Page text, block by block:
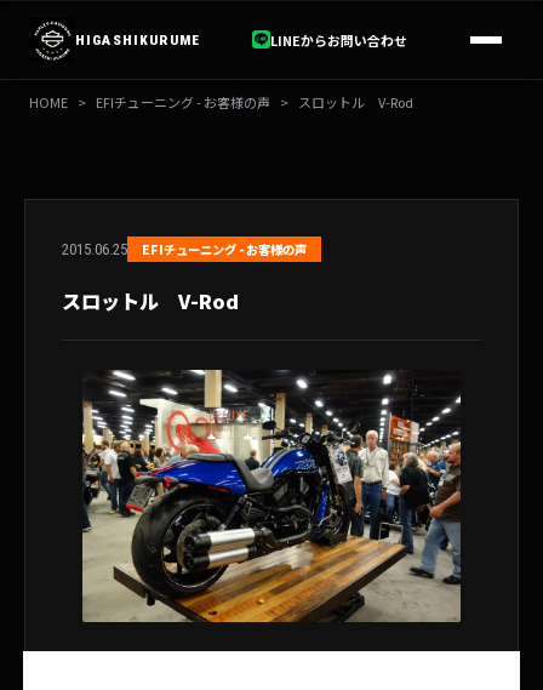
ス
HIGASHIKURUME LINEからお問い合わせ
HOME > EFIチューニング - お客様の声 > スロットル V-Rod
2015.06.25 EFIチューニング - お客様の声
スロットル V-Rod